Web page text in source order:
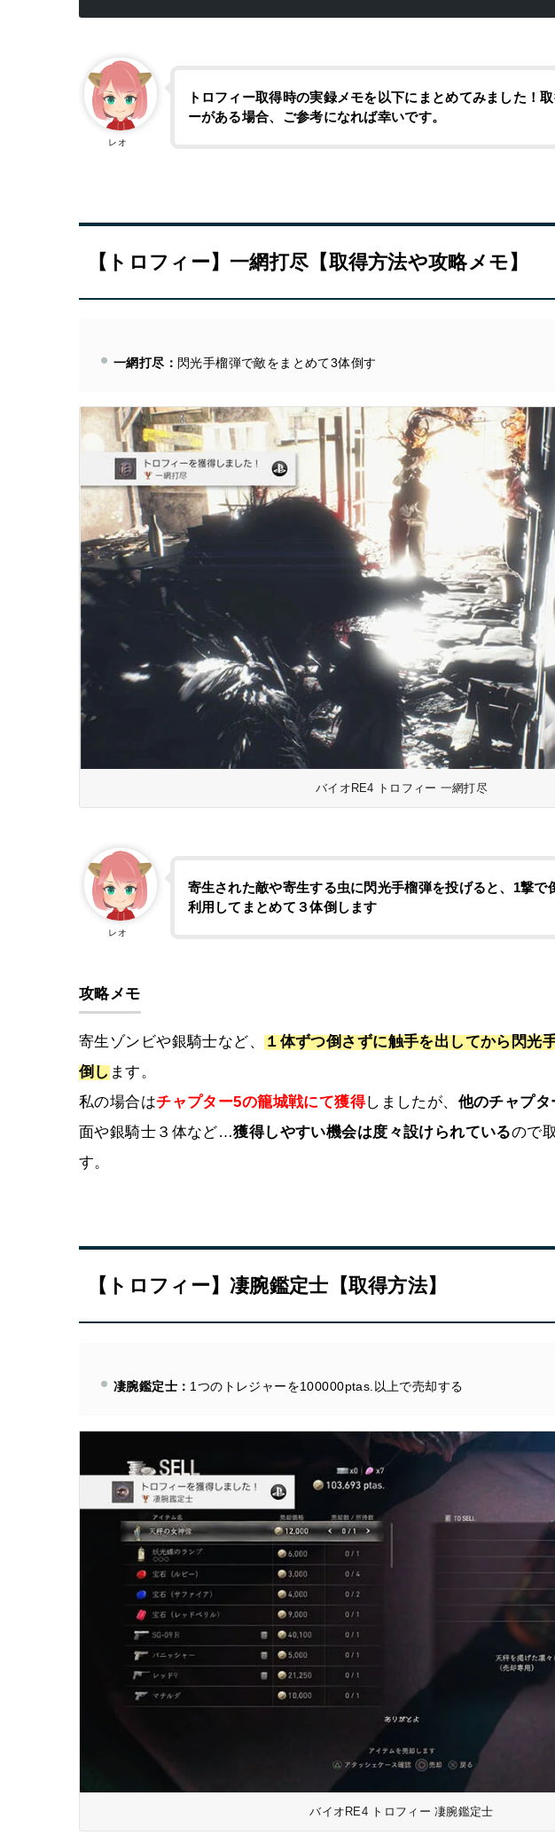
レオ
トロフィー取得時の実録メモを以下にまとめてみました！
ーがある場合、ご参考になれば幸いです。
【トロフィー】一網打尽【取得方法や攻略メモ】
一網打尽： 閃光手榴弾で敵をまとめて3体倒す
バイオRE4 トロフィー 一網打尽
レオ
寄生された敵や寄生する虫に閃光手榴弾を投げると、1撃で
利用してまとめて３体倒します
攻略メモ
寄生ゾンビや銀騎士など、
１体ずつ倒さずに触手を出してから閃光
倒し ます。
私の場合はチャプター5の籠城戦にて獲得しましたが、 他のチャプタ
面や銀騎士３体など…獲得しやすい機会は度々設けられているので
す。
【トロフィー】凄腕鑑定士【取得方法】
凄腕鑑定士： 1つのトレジャーを100000ptas.以上で売却する
バイオRE4 トロフィー 凄腕鑑定士